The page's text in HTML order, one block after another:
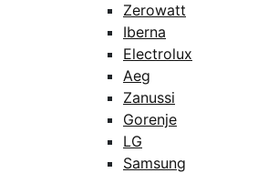
Zerowatt
Iberna
Electrolux
Aeg
Zanussi
Gorenje
LG
Samsung